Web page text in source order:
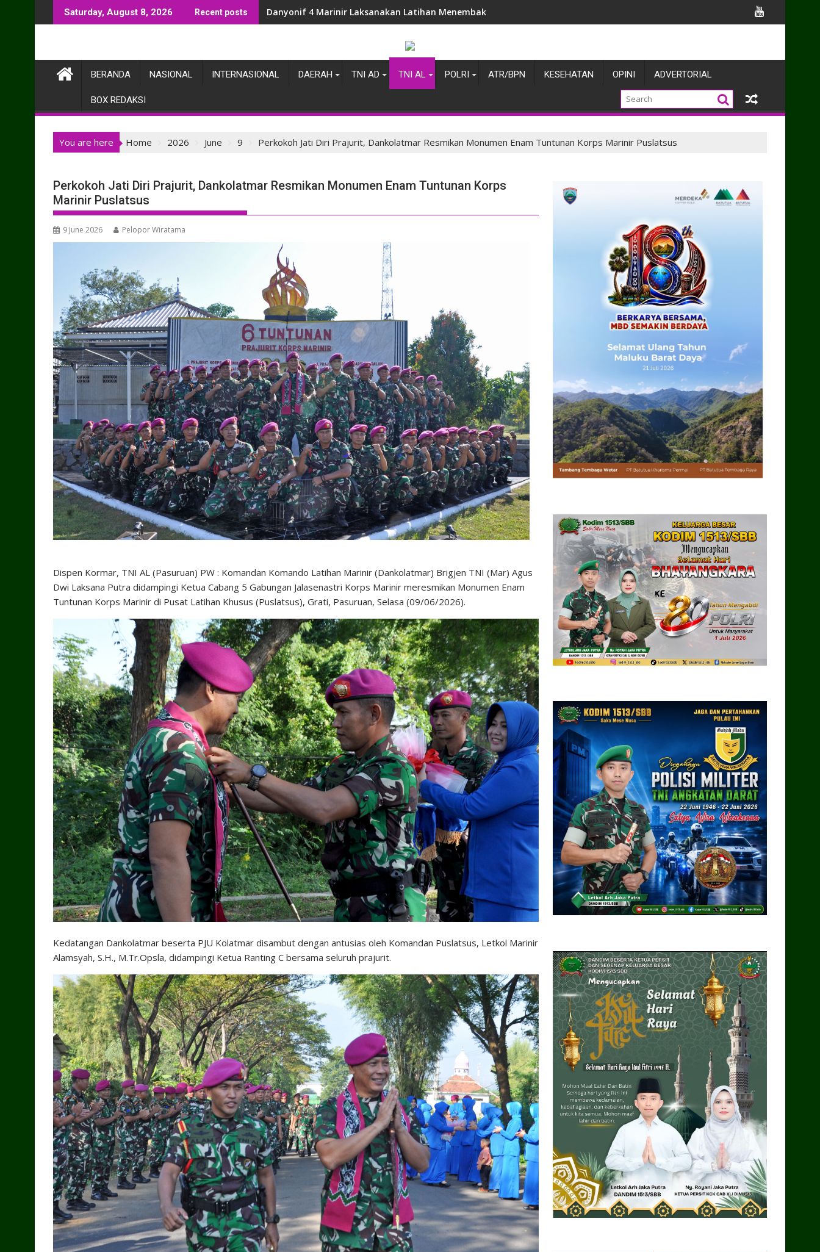
to
Saturday, August 8, 2026 Recent posts Danyonif 4 Marinir Laksanakan Latihan Menembak Pistol Bersama Prajuritnya
BERANDA NASIONAL INTERNASIONAL DAERAH TNI AD TNI AL POLRI ATR/BPN KESEHATAN OPINI ADVERTORIAL
BOX REDAKSI
You are here Home 2026 June 9 Perkokoh Jati Diri Prajurit, Dankolatmar Resmikan Monumen Enam Tuntunan Korps Marinir Puslatsus
Perkokoh Jati Diri Prajurit, Dankolatmar Resmikan Monumen Enam Tuntunan Korps
Marinir Puslatsus
9 June 2026 Pelopor Wiratama
Dispen Kormar, TNI AL (Pasuruan) PW : Komandan Komando Latihan Marinir (Dankolatmar) Brigjen TNI (Mar) Agus
Dwi Laksana Putra didampingi Ketua Cabang 5 Gabungan Jalasenastri Korps Marinir meresmikan Monumen Enam
Tuntunan Korps Marinir di Pusat Latihan Khusus (Puslatsus), Grati, Pasuruan, Selasa (09/06/2026).
Kedatangan Dankolatmar beserta PJU Kolatmar disambut dengan antusias oleh Komandan Puslatsus, Letkol Marinir
Alamsyah, S.H., M.Tr.Opsla, didampingi Ketua Ranting C bersama seluruh prajurit.